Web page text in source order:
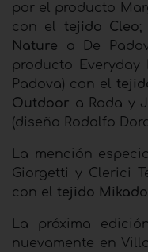
por el producto
con el tejido Cleo;
Nature a De
producto Everyday
Padova) con el
Outdoor a Roda y
(diseño Rodolfo
La mención
Giorgetti y Clerici
con el tejido
La próxima
nuevamente en